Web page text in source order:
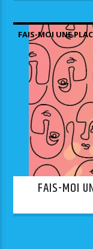
FAIS-MOI UNE
FAIS-MOI